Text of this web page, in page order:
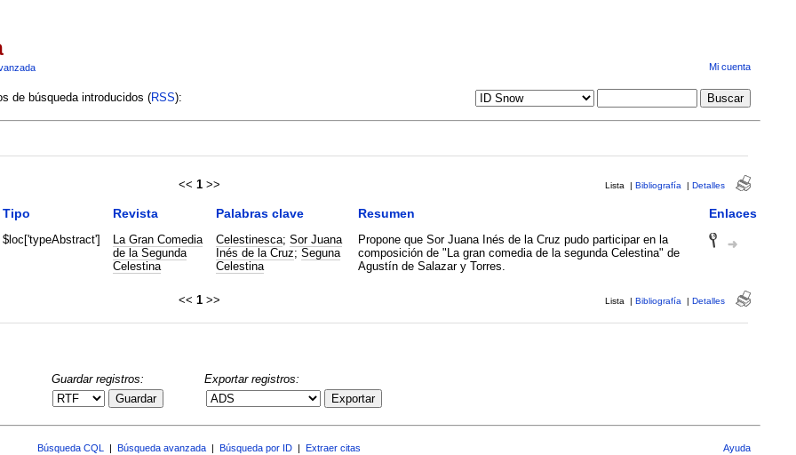
Mi cuenta
de búsqueda introducidos (RSS):
<< 1 >> Lista | Bibliografía | Detalles
Tipo Revista Palabras clave Resumen Enlaces
$loc['typeAbstract']
La Gran Comedia
de la Segunda
Celestina
Celestinesca; Sor Juana
Inés de la Cruz; Seguna
Celestina
Propone que Sor Juana Inés de la Cruz pudo participar en la
composición de "La gran comedia de la segunda Celestina" de
Agustín de Salazar y Torres.
<< 1 >> Lista | Bibliografía | Detalles
Guardar registros:
Guardar
Exportar registros:
Exportar
Búsqueda CQL Búsqueda avanzada Búsqueda por ID Extraer citas Ayuda